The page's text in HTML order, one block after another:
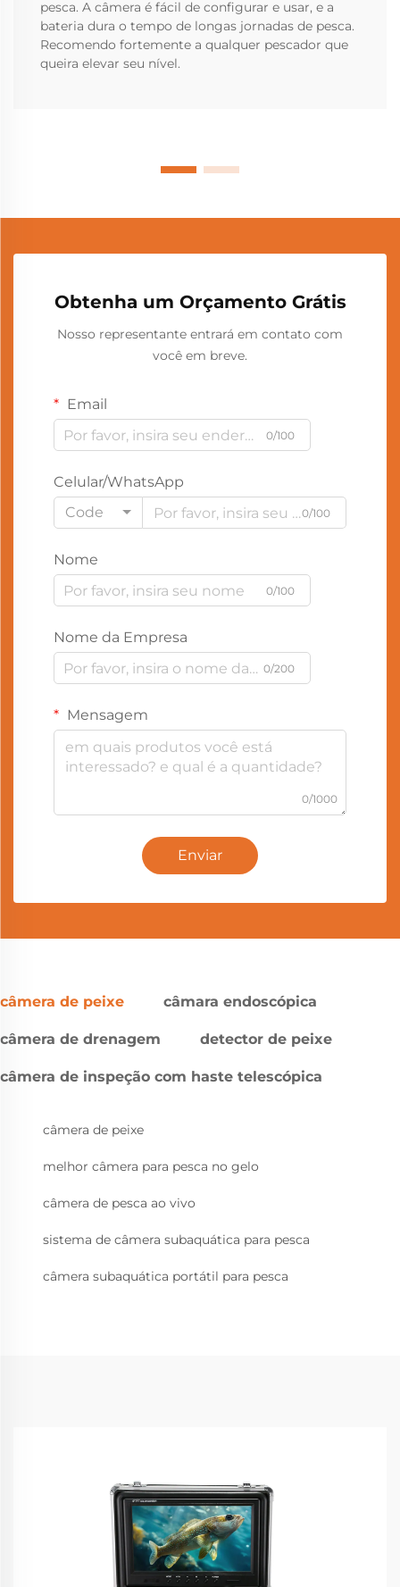
pesca. A câmera é fácil de configurar e usar, e a
bateria dura o tempo de longas jornadas de pesca.
Recomendo fortemente a qualquer pescador que
queira elevar seu nível.
Obtenha um Orçamento Grátis
Nosso representante entrará em contato com
você em breve.
Email
0/100
Celular/WhatsApp
Code
0/100
Nome
0/100
Nome da Empresa
0/200
Mensagem
0/1000
Enviar
câmera de peixe câmara endoscópica
câmera de drenagem detector de peixe
câmera de inspeção com haste telescópica
câmera de peixe
melhor câmera para pesca no gelo
câmera de pesca ao vivo
sistema de câmera subaquática para pesca
câmera subaquática portátil para pesca